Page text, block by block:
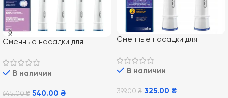
Сменные насадки для
Oral-B Sensitive Clean 4 шт
В наличии
645.00₴ 540.00 ₴
Сменные насадки для
Oral-B EB18 3D White 2 шт
В наличии
399.00₴ 325.00 ₴